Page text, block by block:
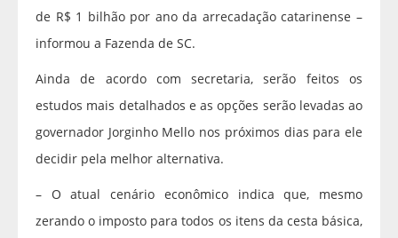
de R$ 1 bilhão por ano da arrecadação catarinense –
informou a Fazenda de SC.
Ainda de acordo com secretaria, serão feitos os
estudos mais detalhados e as opções serão levadas ao
governador Jorginho Mello nos próximos dias para ele
decidir pela melhor alternativa.
– O atual cenário econômico indica que, mesmo
zerando o imposto para todos os itens da cesta básica,